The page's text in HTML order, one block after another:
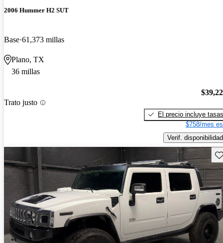
2006 Hummer H2 SUT
Base 61,373 millas
Plano, TX
36 millas
Trato justo
El precio incluye tasas
$758/mes
Verif. disponibilidad